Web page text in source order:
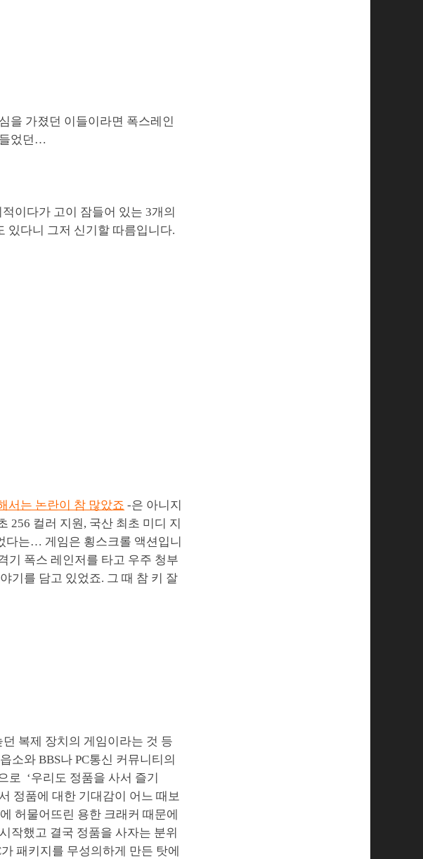
을 가졌던 이들이라면 폭스레인
었던…
이다가 고이 잠들어 있는 3개의
있다니 그저 신기할 따름입니다.
서는 논란이 참 많았죠 -은 아니지
256 컬러 지원, 국산 최초 미디 지
다는… 게임은 횡스크롤 액션입니
기 폭스 레인저를 타고 우주 청부
기를 담고 있었죠. 그 때 참 키 잘
복제 장치의 게임이라는 것 등
소와 BBS나 PC통신 커뮤니티의
‘우리도 정품을 사서 즐기
정품에 대한 기대감이 어느 때보
허물어뜨린 용한 크래커 때문에
작했고 결국 정품을 사자는 분위
패키지를 무성의하게 만든 탓에